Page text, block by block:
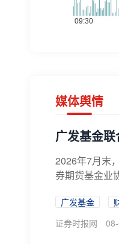
媒体舆情
广发基金
2026年7月末
券期货基金业
广发基金
证券时报网